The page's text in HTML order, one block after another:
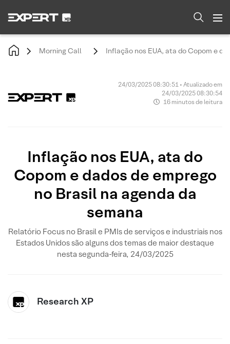
Morning Call Inflação nos EUA, ata do Copom e
24/03/2025 08:30:51 • Atualizado em
24/03/2025 08:30:54
16 minutos de leitura
Inflação nos EUA, ata do
Copom e dados de emprego
no Brasil na agenda da
semana
Relatório Focus no Brasil e PMIs de serviços e industriais nos
Estados Unidos são alguns dos temas de maior destaque
nesta segunda-feira, 24/03/2025
Research XP